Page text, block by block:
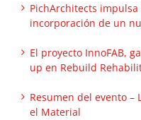
PichArchitects
incorporación de un
El proyecto InnoFAB,
up en Rebuild
Resumen del evento
el Material